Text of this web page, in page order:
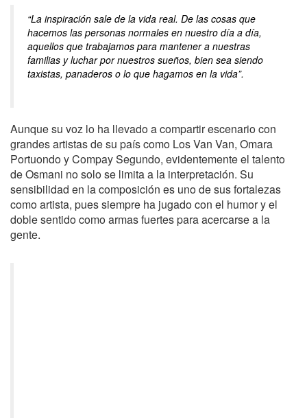
“La inspiración sale de la vida real. De las cosas que
hacemos las personas normales en nuestro día a día,
aquellos que trabajamos para mantener a nuestras
familias y luchar por nuestros sueños, bien sea siendo
taxistas, panaderos o lo que hagamos en la vida”.
Aunque su voz lo ha llevado a compartir escenario con
grandes artistas de su país como Los Van Van, Omara
Portuondo y Compay Segundo, evidentemente el talento
de Osmani no solo se limita a la interpretación. Su
sensibilidad en la composición es uno de sus fortalezas
como artista, pues siempre ha jugado con el humor y el
doble sentido como armas fuertes para acercarse a la
gente.